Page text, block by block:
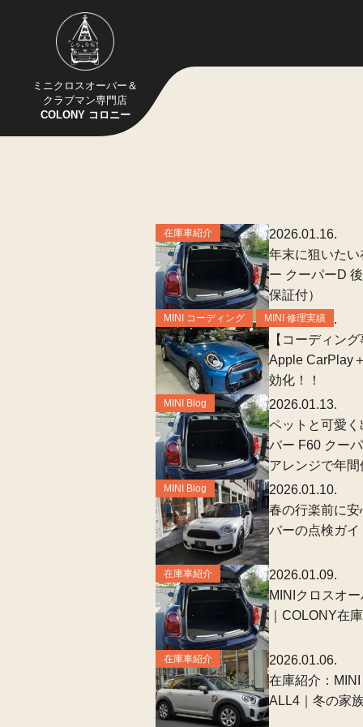
ミニクロスオーバー＆
クラブマン専門店
COLONY コロニー
在庫車紹介
2026.01.16.
年末に狙いた
ー クーパーD
保証付）
MINI コーディング MINI 修理実績
2026.01.16.
【コーディン
Apple CarPlay
効化！！
MINI Blog
2026.01.13.
ペットと可愛
バー F60 クー
アレンジで年
MINI Blog
2026.01.10.
春の行楽前に
バーの点検ガイ
在庫車紹介
2026.01.09.
MINIクロスオ
｜COLONY在
在庫車紹介
2026.01.06.
在庫紹介：
ALL4｜冬の家